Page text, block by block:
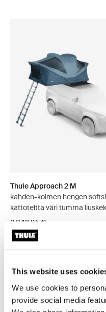
This website uses
We use cookies to
provide social media
Thule Approach 2 M
kahden-kolmen hengen
kattoteltta väri tumma
2 849,95 €
Tutustu